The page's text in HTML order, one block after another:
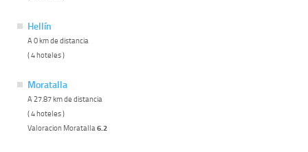
Hellín
A 0 km de distancia
( 4 hoteles )
Moratalla
A 27.87 km de distancia
( 4 hoteles )
Valoracion Moratalla 6.2